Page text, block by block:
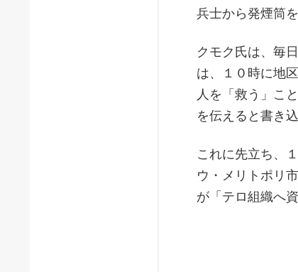
兵士から発煙筒
クモク氏は、毎
は、１０時に地
人を「救う」こ
を伝えると書き込
これに先立ち、
ウ・メリトポリ
が「テロ組織へ